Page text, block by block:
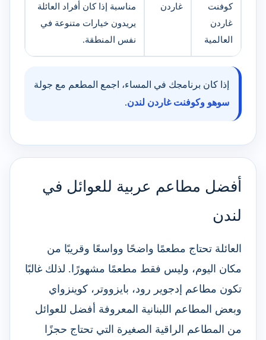
كوفنت
غاردن
العالمية
غاردن
مناسبة إذا كان أفراد العائلة
يريدون خيارات متنوعة في
نفس المنطقة.
إذا كان برنامجك في المساء، اجمع المطعم مع جولة
سوهو وكوفنت غاردن لندن.
أفضل مطاعم عربية للعوائل في
لندن
العائلة تحتاج مطعمًا واضحًا وواسعًا وقريبًا من
مكان اليوم، وليس فقط مطعمًا مشهورًا. لذلك غالبًا
تكون مطاعم إدجوير رود، بايزووتر، كوينزواي
وبعض المطاعم اللبنانية المعروفة أفضل للعوائل
من المطاعم الراقية الصغيرة التي تحتاج حجزًا